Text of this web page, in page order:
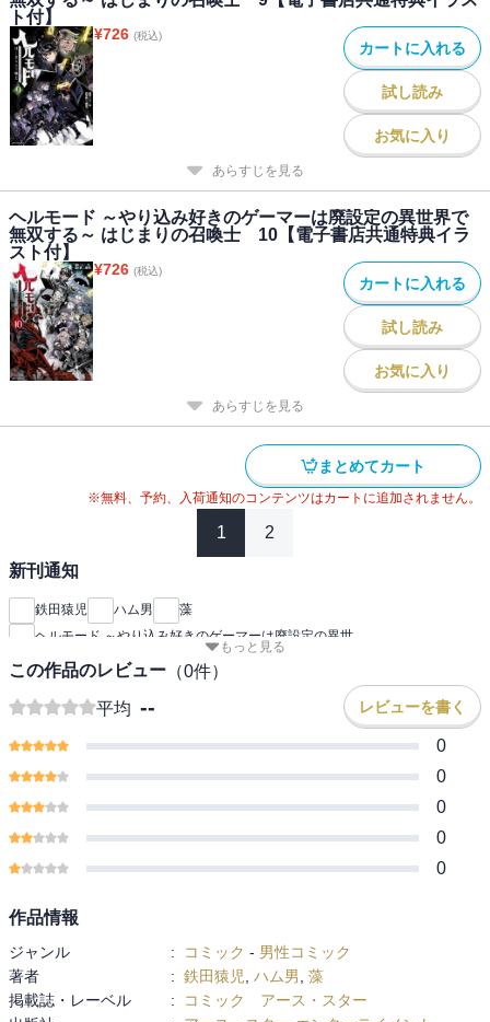
ト付】
¥726 (税込)
カートに入れる
試し読み
お気に入り
あらすじを見る
ヘルモード ～やり込み好きのゲーマーは廃設定の異世界で
無双する～ はじまりの召喚士 10【電子書店共通特典イラ
スト付】
¥726 (税込)
カートに入れる
試し読み
お気に入り
あらすじを見る
まとめてカート
※無料、予約、入荷通知のコンテンツはカートに追加されません。
1 2
新刊通知
鉄田猿児 ハム男
藻
ヘルモード ～やり込み好きのゲーマーは廃設定の異世
もっと見る
この作品のレビュー （0件）
平均 -- レビューを書く
0
0
0
0
0
作品情報
ジャンル : コミック - 男性コミック
著者
: 鉄田猿児 ハム男
藻
掲載誌・レーベル
:
コミック アース・スター